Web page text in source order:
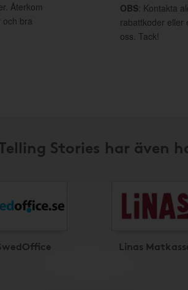
Återkom
och bra
OBS: Kontakta
rabattkoder eller
oss. Tack!
Stories har även
Linas